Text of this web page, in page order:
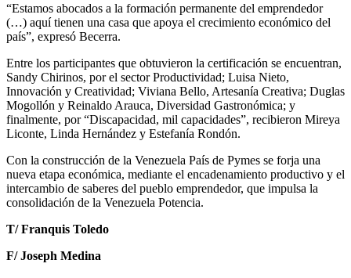
“Estamos abocados a la formación permanente del emprendedor
(…) aquí tienen una casa que apoya el crecimiento económico del
país”, expresó Becerra.
Entre los participantes que obtuvieron la certificación se encuentran,
Sandy Chirinos, por el sector Productividad; Luisa Nieto,
Innovación y Creatividad; Viviana Bello, Artesanía Creativa; Duglas
Mogollón y Reinaldo Arauca, Diversidad Gastronómica; y
finalmente, por “Discapacidad, mil capacidades”, recibieron Mireya
Liconte, Linda Hernández y Estefanía Rondón.
Con la construcción de la Venezuela País de Pymes se forja una
nueva etapa económica, mediante el encadenamiento productivo y el
intercambio de saberes del pueblo emprendedor, que impulsa la
consolidación de la Venezuela Potencia.
T/ Franquis Toledo
F/ Joseph Medina